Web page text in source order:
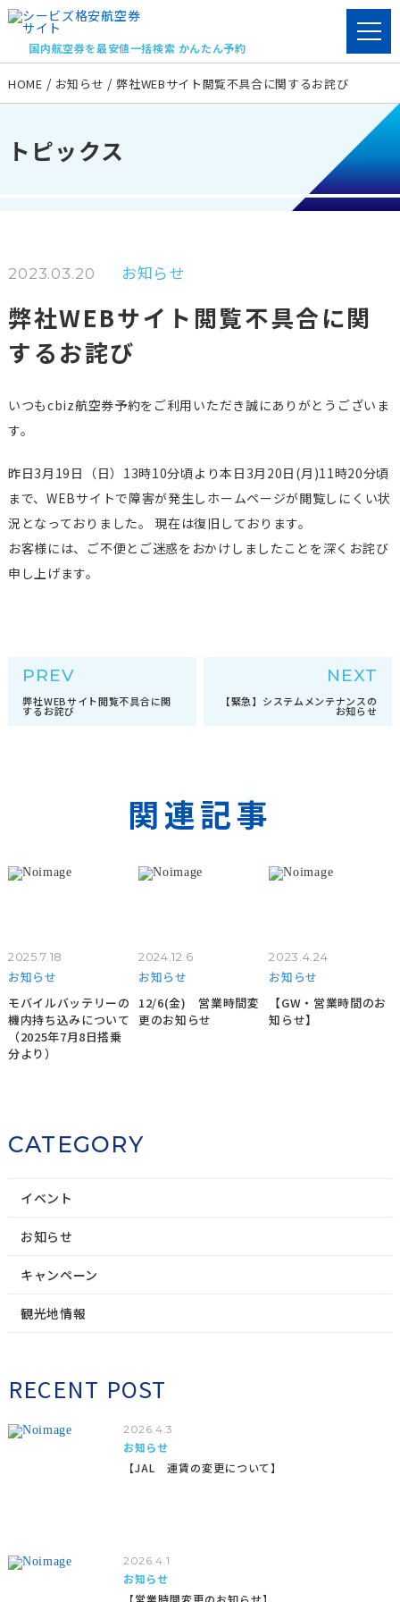
国内航空券を最安値一括検索 かんたん予約
HOME お知らせ 弊社WEBサイト閲覧不具合に関するお詫び
トピックス
2023.03.20 お知らせ
弊社WEBサイト閲覧不具合に関
するお詫び
いつもcbiz航空券予約をご利用いただき誠にありがとうございま
す。
昨日3月19日（日）13時10分頃より本日3月20日(月)11時20分頃
まで、WEBサイトで障害が発生しホームページが閲覧しにくい状
況となっておりました。 現在は復旧しております。
お客様には、ご不便とご迷惑をおかけしましたことを深くお詫び
申し上げます。
PREV
弊社WEBサイト閲覧不具合に関
するお詫び
NEXT
【緊急】システムメンテナンスの
お知らせ
関連記事
2025.7.18
お知らせ
モバイルバッテリーの
機内持ち込みについて
（2025年7月8日搭乗
分より）
2024.12.6
お知らせ
12/6(金) 営業時間変
更のお知らせ
2023.4.24
お知らせ
【GW・営業時間のお
知らせ】
CATEGORY
イベント
お知らせ
キャンペーン
観光地情報
RECENT POST
2026.4.3
お知らせ
【JAL 運賃の変更について】
2026.4.1
お知らせ
【営業時間変更のお知らせ】